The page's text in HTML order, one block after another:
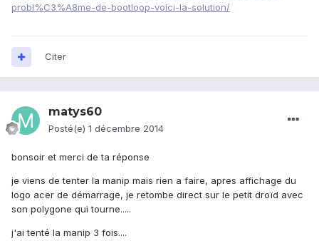
probl%C3%A8me-de-bootloop-voici-la-solution/
Citer
matys60
Posté(e) 1 décembre 2014
bonsoir et merci de ta réponse
je viens de tenter la manip mais rien a faire, apres affichage du
logo acer de démarrage, je retombe direct sur le petit droïd avec
son polygone qui tourne.....
j'ai tenté la manip 3 fois....